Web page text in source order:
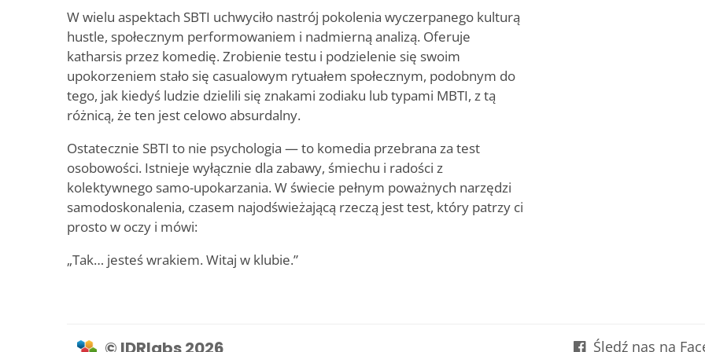
W wielu aspektach SBTI uchwyciło nastrój pokolenia wyczerpanego kulturą
hustle, społecznym performowaniem i nadmierną analizą. Oferuje
katharsis przez komedię. Zrobienie testu i podzielenie się swoim
upokorzeniem stało się casualowym rytuałem społecznym, podobnym do
tego, jak kiedyś ludzie dzielili się znakami zodiaku lub typami MBTI, z tą
różnicą, że ten jest celowo absurdalny.
Ostatecznie SBTI to nie psychologia — to komedia przebrana za test
osobowości. Istnieje wyłącznie dla zabawy, śmiechu i radości z
kolektywnego samo-upokarzania. W świecie pełnym poważnych narzędzi
samodoskonalenia, czasem najodświeżającą rzeczą jest test, który patrzy ci
prosto w oczy i mówi:
„Tak… jesteś wrakiem. Witaj w klubie.”
Śledź nas na